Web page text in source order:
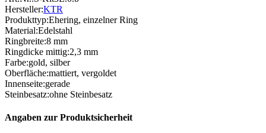
Hersteller:KTR
Produkttyp:Ehering, einzelner Ring
Material:Edelstahl
Ringbreite:8 mm
Ringdicke mittig:2,3 mm
Farbe:gold, silber
Oberfläche:mattiert, vergoldet
Innenseite:gerade
Steinbesatz:ohne Steinbesatz
Angaben zur Produktsicherheit